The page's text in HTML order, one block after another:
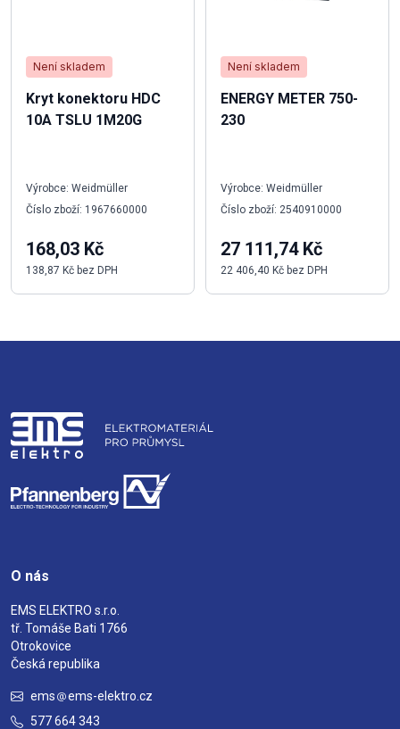
Není skladem
Kryt konektoru HDC
10A TSLU 1M20G
Výrobce: Weidmüller
Číslo zboží: 1967660000
168,03 Kč
138,87 Kč bez DPH
Není skladem
ENERGY METER 750-
230
Výrobce: Weidmüller
Číslo zboží: 2540910000
27 111,74 Kč
22 406,40 Kč bez DPH
O nás
EMS ELEKTRO s.r.o.
tř. Tomáše Bati 1766
Otrokovice
Česká republika
ems
ems-elektro.cz
577 664 343